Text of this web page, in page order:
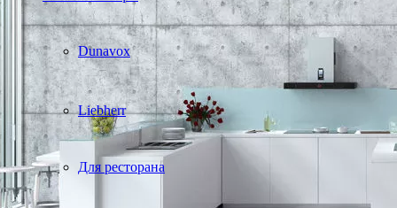
Dunavox
Liebherr
Для ресторана